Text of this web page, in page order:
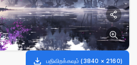
பதிவிறக்கவும் (3840 × 2160)